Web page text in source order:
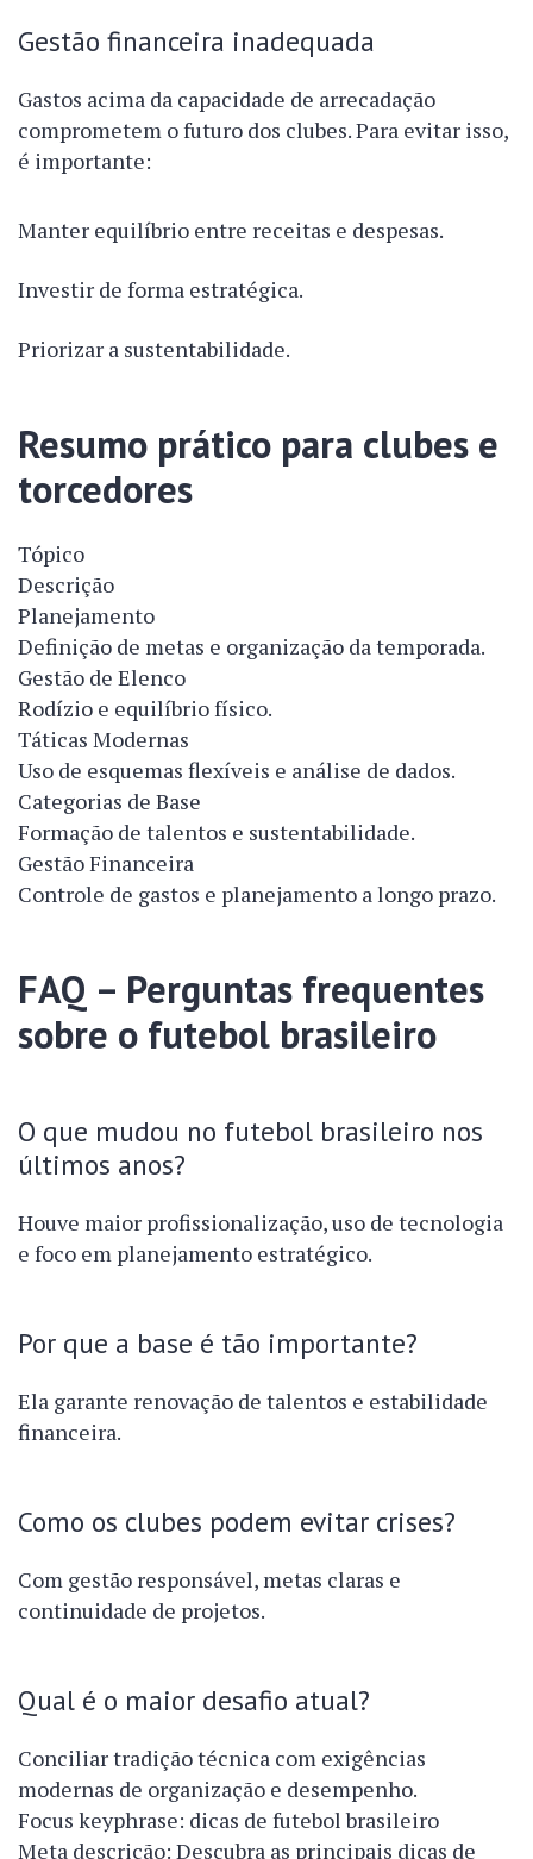
Gestão financeira inadequada
Gastos acima da capacidade de arrecadação
comprometem o futuro dos clubes. Para evitar isso,
é importante:
Manter equilíbrio entre receitas e despesas.
Investir de forma estratégica.
Priorizar a sustentabilidade.
Resumo prático para clubes e
torcedores
Tópico
Descrição
Planejamento
Definição de metas e organização da temporada.
Gestão de Elenco
Rodízio e equilíbrio físico.
Táticas Modernas
Uso de esquemas flexíveis e análise de dados.
Categorias de Base
Formação de talentos e sustentabilidade.
Gestão Financeira
Controle de gastos e planejamento a longo prazo.
FAQ – Perguntas frequentes
sobre o futebol brasileiro
O que mudou no futebol brasileiro nos
últimos anos?
Houve maior profissionalização, uso de tecnologia
e foco em planejamento estratégico.
Por que a base é tão importante?
Ela garante renovação de talentos e estabilidade
financeira.
Como os clubes podem evitar crises?
Com gestão responsável, metas claras e
continuidade de projetos.
Qual é o maior desafio atual?
Conciliar tradição técnica com exigências
modernas de organização e desempenho.
Focus keyphrase: dicas de futebol brasileiro
Meta descrição: Descubra as principais dicas de